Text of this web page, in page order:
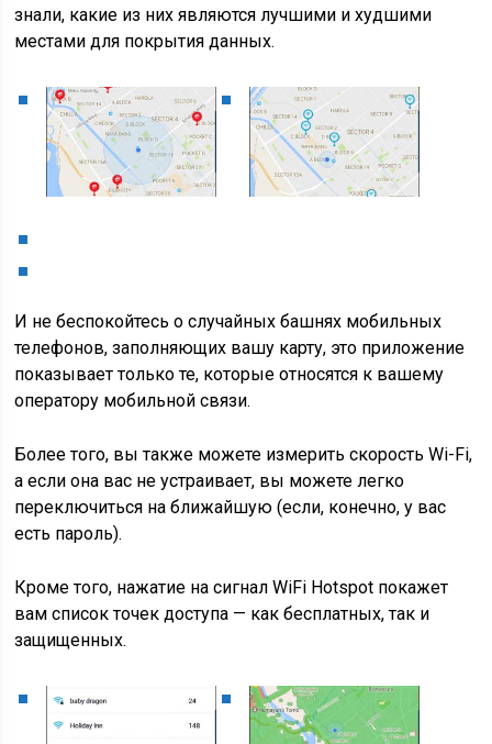
знали, какие из них являются лучшими и худшими
местами для покрытия данных.
И не беспокойтесь о случайных башнях мобильных
телефонов, заполняющих вашу карту, это приложение
показывает только те, которые относятся к вашему
оператору мобильной связи.
Более того, вы также можете измерить скорость Wi-Fi,
а если она вас не устраивает, вы можете легко
переключиться на ближайшую (если, конечно, у вас
есть пароль).
Кроме того, нажатие на сигнал WiFi Hotspot покажет
вам список точек доступа — как бесплатных, так и
защищенных.